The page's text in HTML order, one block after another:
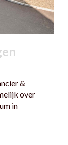
&
over
in